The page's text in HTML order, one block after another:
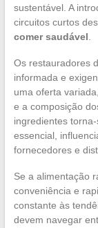
sustentável. A
circuitos curtos
comer saudável.
Os restauradores
informada e
uma oferta
e a composição
ingredientes
essencial,
fornecedores e
Se a alimentação
conveniência e
constante às
devem navegar